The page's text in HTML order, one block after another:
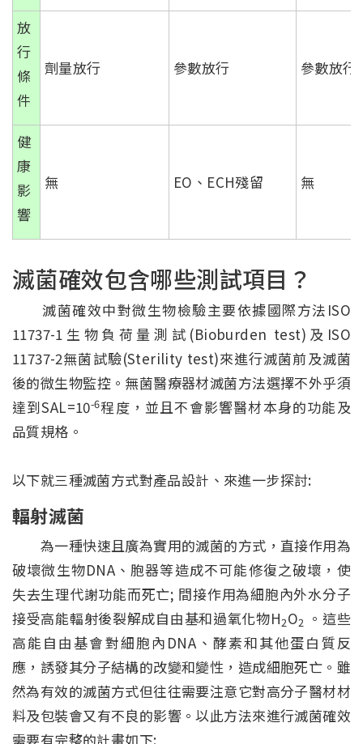
放
行
條
件
劑量放行 參數放行 參數放行
健
康
影
響
無 EO、ECH殘留 無
滅菌確效包含哪些測試項目？
滅菌確效中對微生物檢驗主要依據國際方法ISO
11737-1生物負荷量測試(Bioburden test)及ISO
11737-2無菌試驗(Sterility test)來進行滅菌前及滅菌
後的微生物監控。無菌醫療器材滅菌方法選擇不外乎須
達到SAL=10-6程度，並且不會影響醫材本身的功能及
品質規格。
以下就三種滅菌方式對產品設計、來進一步探討:
輻射滅菌
為一種快速且廣為實用的滅菌的方式，直接作用為
破壞微生物DNA、胞器等造成不可能修復之破壞，使
失去生理代謝功能而死亡; 間接作用為細胞內外水分子
接受高能輻射後裂解成自由基和過氧化物H2O2 。這些
高能自由基會對細胞內DNA、酵素和其他蛋白質反
應，誘發其分子結構的改變和變性，造成細胞死亡。雖
然為有效的滅菌方式但往往需要注意它對高分子醫材材
料及包裝會又有不良的影響。以此方法來進行滅菌確效
需要有完整的計畫如下: